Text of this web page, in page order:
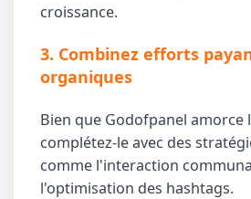
croissance.
3. Combinez efforts
organiques
Bien que Godofpanel amorce
complétez-le avec des
comme l'interaction
l'optimisation des hashtags.